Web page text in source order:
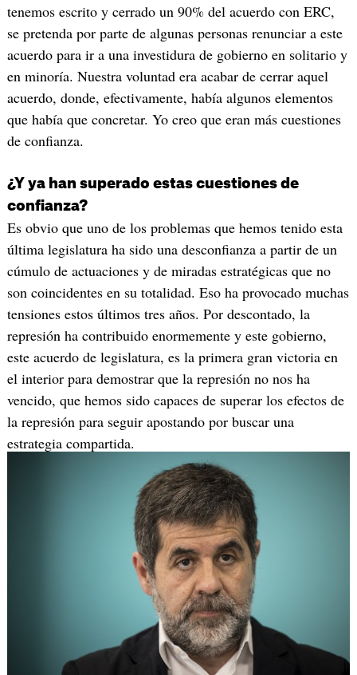
tenemos escrito y cerrado un 90% del acuerdo con ERC,
se pretenda por parte de algunas personas renunciar a este
acuerdo para ir a una investidura de gobierno en solitario y
en minoría. Nuestra voluntad era acabar de cerrar aquel
acuerdo, donde, efectivamente, había algunos elementos
que había que concretar. Yo creo que eran más cuestiones
de confianza.
¿Y ya han superado estas cuestiones de
confianza?
Es obvio que uno de los problemas que hemos tenido esta
última legislatura ha sido una desconfianza a partir de un
cúmulo de actuaciones y de miradas estratégicas que no
son coincidentes en su totalidad. Eso ha provocado muchas
tensiones estos últimos tres años. Por descontado, la
represión ha contribuido enormemente y este gobierno,
este acuerdo de legislatura, es la primera gran victoria en
el interior para demostrar que la represión no nos ha
vencido, que hemos sido capaces de superar los efectos de
la represión para seguir apostando por buscar una
estrategia compartida.